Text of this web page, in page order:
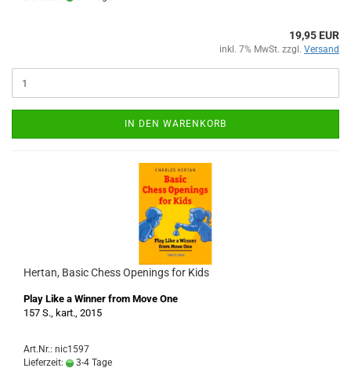
19,95 EUR
inkl. 7% MwSt. zzgl. Versand
IN DEN WARENKORB
Hertan, Basic Chess Openings for Kids
Play Like a Winner from Move One
157 S., kart., 2015
Art.Nr.: nic1597
Lieferzeit:
3-4 Tage